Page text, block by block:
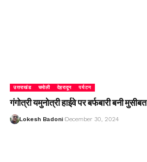
उत्तराखंड चमोली देहरादून पर्यटन
गंगोत्री यमुनोत्री हाईवे पर बर्फबारी बनी मुसीबत
Lokesh Badoni December 30, 2024